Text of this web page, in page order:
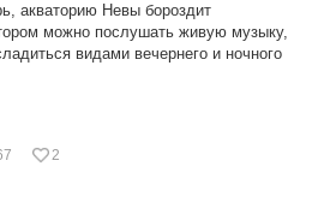
акваторию Невы бороздит
можно послушать живую музыку,
видами вечернего и ночного
2